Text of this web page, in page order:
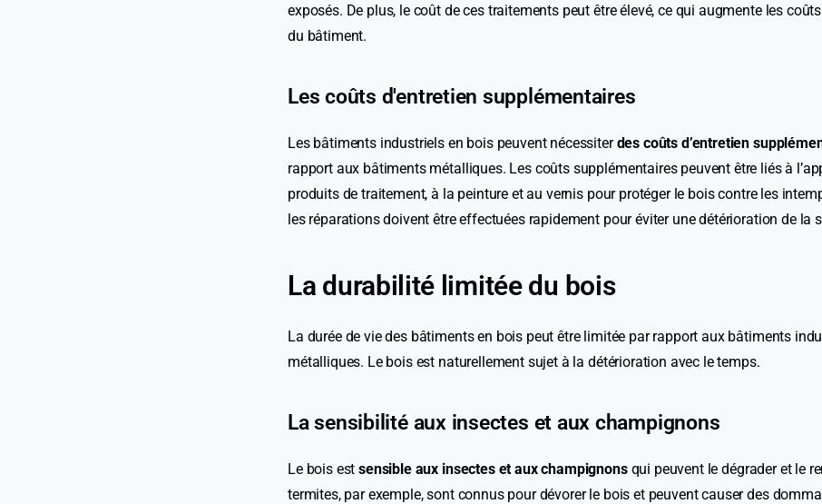
exposés. De plus, le coût de ces traitements peut être élevé, ce qui augmente les
du bâtiment.
Les coûts d'entretien supplémentaires
Les bâtiments industriels en bois peuvent nécessiterdes coûts d’entretien
rapport aux bâtiments métalliques. Les coûts supplémentaires peuvent être liés à
produits de traitement, à la peinture et au vernis pour protéger le bois contre les
les réparations doivent être effectuées rapidement pour éviter une détérioration de la
La durabilité limitée du bois
La durée de vie des bâtiments en bois peut être limitée par rapport aux bâtiments
métalliques. Le bois est naturellement sujet à la détérioration avec le temps.
La sensibilité aux insectes et aux champignons
Le bois estsensible aux insectes et aux champignonsqui peuvent le dégrader et le
termites, par exemple, sont connus pour dévorer le bois et peuvent causer des